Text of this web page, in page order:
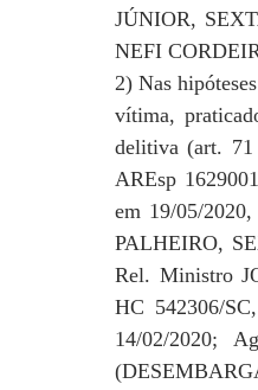
JÚNIOR,
NEFI
2) Nas
vítima,
delitiva (art. 71
AREsp
em 19/05/
PALHEIRO,
Rel. Ministro
HC 542306/
14/02/2020;